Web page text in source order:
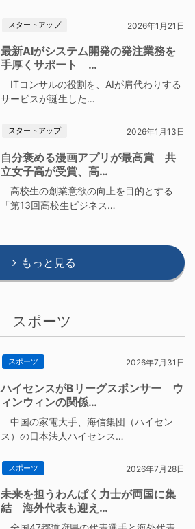
スタートアップ 2026年1月21日
最新AIがシステム開発の発注業務を
手厚くサポート …
ITコンサルの役割を、AIが肩代わりする
サービスが誕生した…
スタートアップ 2026年1月13日
自分褒める漫画アプリが最高賞 共
立女子高が受賞、高…
高校生の創業意欲の向上を目的とする
「第13回高校生ビジネス…
もっと見る
スポーツ
スポーツ 2026年7月31日
ハイセンスがBリーグスポンサー ウ
ィンウィンの関係…
中国の家電大手、海信集団（ハイセン
ス）の日本法人ハイセンス…
スポーツ 2026年7月28日
未来を担うわんぱく力士が両国に集
結 海外代表も迎え…